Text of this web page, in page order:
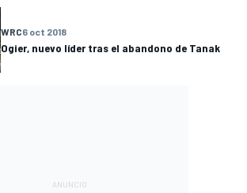
WRC6 oct 2018
Ogier, nuevo líder tras el abandono de Tanak